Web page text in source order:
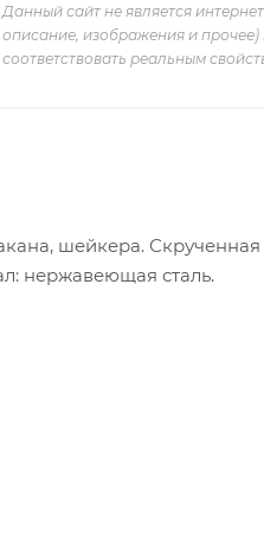
Данный сайт не является
описание, изображения и
соответствовать реальным
шейкера. Скрученная
нержавеющая сталь.